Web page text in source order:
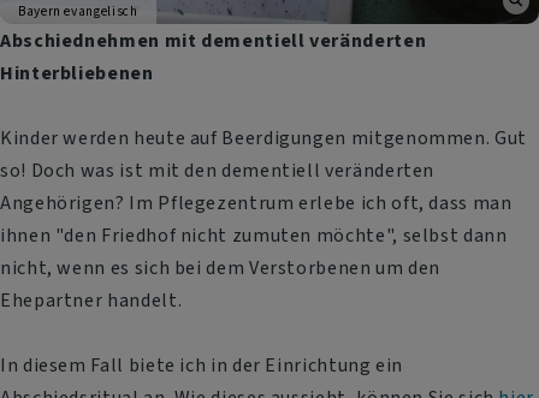
Bayern evangelisch
Abschiednehmen mit dementiell veränderten
Hinterbliebenen
Kinder werden heute auf Beerdigungen mitgenommen. Gut
so! Doch was ist mit den dementiell veränderten
Angehörigen? Im Pflegezentrum erlebe ich oft, dass man
ihnen "den Friedhof nicht zumuten möchte", selbst dann
nicht, wenn es sich bei dem Verstorbenen um den
Ehepartner handelt.
In diesem Fall biete ich in der Einrichtung ein